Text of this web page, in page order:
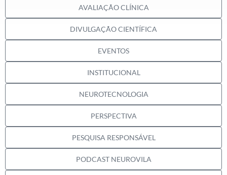
AVALIAÇÃO CLÍNICA
DIVULGAÇÃO CIENTÍFICA
EVENTOS
INSTITUCIONAL
NEUROTECNOLOGIA
PERSPECTIVA
PESQUISA RESPONSÁVEL
PODCAST NEUROVILA